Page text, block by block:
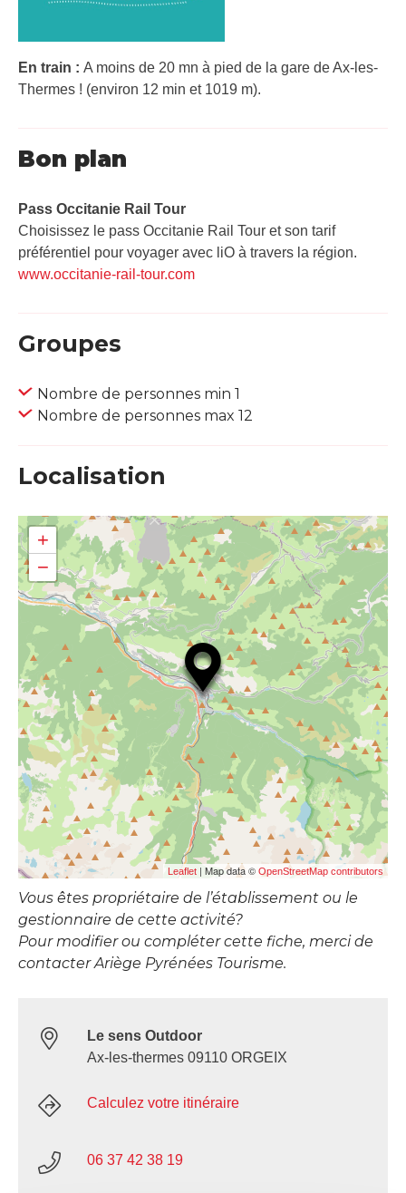
En train : A moins de 20 mn à pied de la gare de Ax-les-
Thermes ! (environ 12 min et 1019 m).
Bon plan
Pass Occitanie Rail Tour​
Choisissez le pass Occitanie Rail Tour et son tarif
préférentiel pour voyager avec liO à travers la région.
www.occitanie-rail-tour.com
Groupes
Nombre de personnes min 1
Nombre de personnes max 12
Localisation
+
−
Leaflet | Map data © OpenStreetMap contributors
Vous êtes propriétaire de l’établissement ou le
gestionnaire de cette activité?
Pour modifier ou compléter cette fiche, merci de
contacter Ariège Pyrénées Tourisme.
Le sens Outdoor
Ax-les-thermes 09110 ORGEIX
Calculez votre itinéraire
06 37 42 38 19